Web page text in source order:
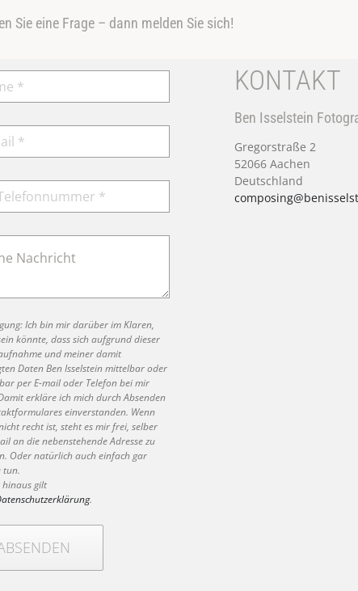
Sie eine Frage – dann melden Sie sich!
Ich bin mir darüber im Klaren,
könnte, dass sich aufgrund dieser
und meiner damit
Daten Ben Isselstein mittelbar oder
per E-mail oder Telefon bei mir
erkläre ich mich durch Absenden
einverstanden. Wenn
recht ist, steht es mir frei, selber
an die nebenstehende Adresse zu
Oder natürlich auch einfach gar
tun.
gilt
.
KONTAKT
Ben Isselstein
Gregorstraße 2
52066 Aachen
Deutschland